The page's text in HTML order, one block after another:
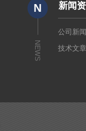
N
NEWS
新闻
公司新
技术文